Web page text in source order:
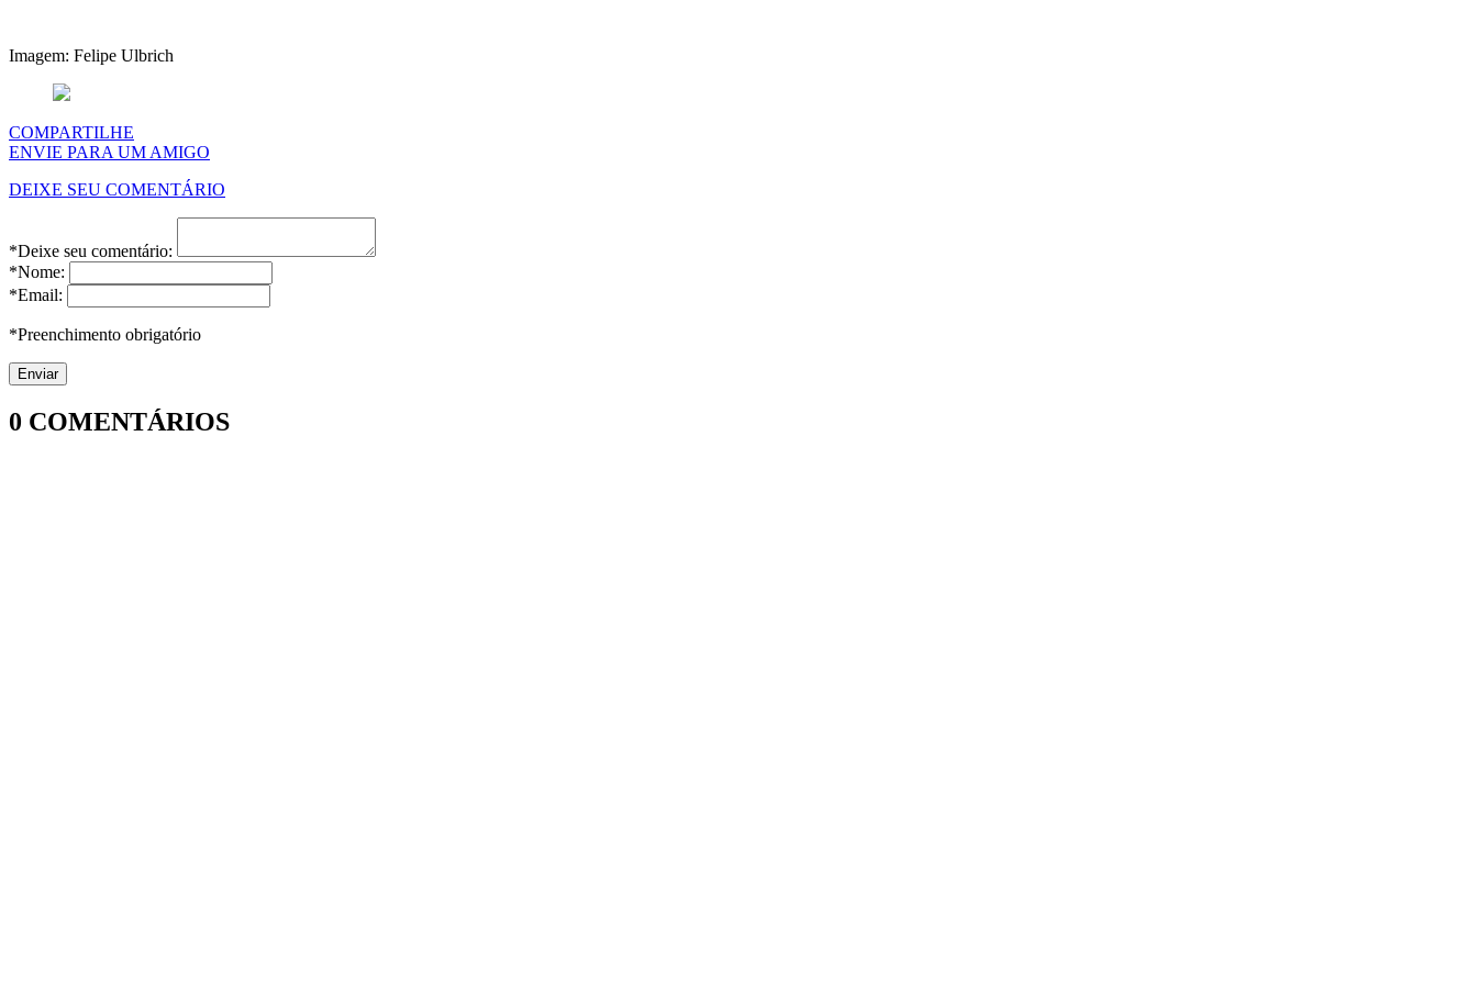
Imagem: Felipe Ulbrich
COMPARTILHE
ENVIE PARA UM AMIGO
DEIXE SEU COMENTÁRIO
*Deixe seu comentário:
*Nome:
*Email:
*Preenchimento obrigatório
0 COMENTÁRIOS